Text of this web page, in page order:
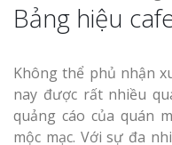
Bảng hiệu
Không thể phủ nhận
nay được rất nhiều
quảng cáo của quán
mộc mạc. Với sự đa